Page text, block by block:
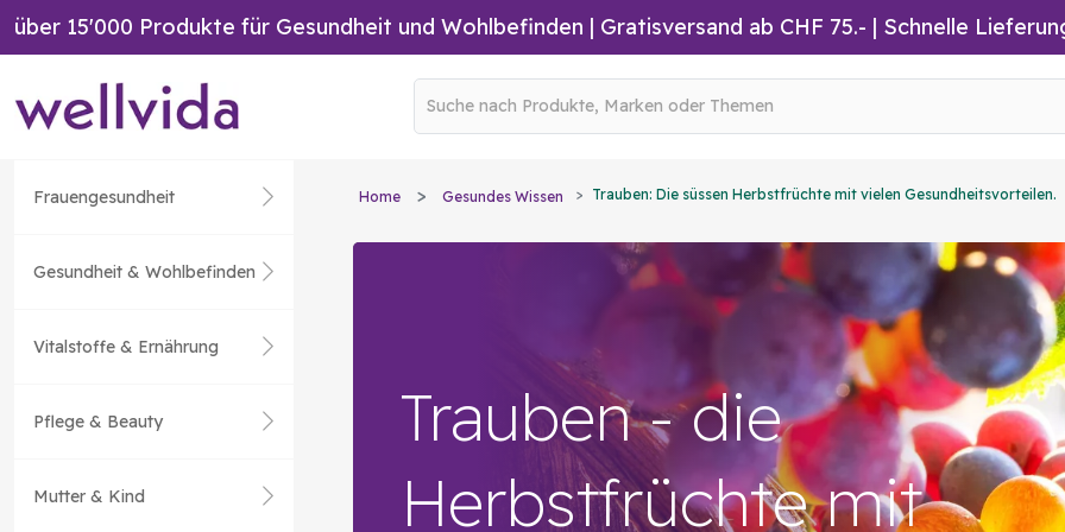
über 15'000 Produkte für Gesundheit und Wohlbefinden | Gratisversand ab CHF 75.- | Schnelle
Frauengesundheit
Gesundheit & Wohlbefinden
Vitalstoffe & Ernährung
Pflege & Beauty
Mutter & Kind
Home Gesundes Wissen Trauben: Die süssen Herbstfrüchte mit vielen Gesundheitsvorteilen.
Trauben - die
Herbstfrüchte mit